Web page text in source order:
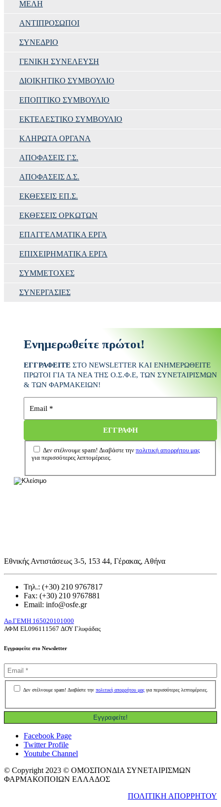
ΜΈΛΗ
ΑΝΤΙΠΡΟΣΩΠΟΙ
ΣΥΝΈΔΡΙΟ
ΓΕΝΙΚΉ ΣΥΝΈΛΕΥΣΗ
ΔΙΟΙΚΗΤΙΚΌ ΣΥΜΒΟΎΛΙΟ
ΕΠΟΠΤΙΚΌ ΣΥΜΒΟΎΛΙΟ
ΕΚΤΕΛΕΣΤΙΚΌ ΣΥΜΒΟΎΛΙΟ
ΚΛΗΡΩΤΆ ΌΡΓΑΝΑ
ΑΠΟΦΆΣΕΙΣ Γ.Σ.
ΑΠΟΦΆΣΕΙΣ Δ.Σ.
ΕΚΘΈΣΕΙΣ ΕΠ.Σ.
ΕΚΘΈΣΕΙΣ ΟΡΚΩΤΩΝ
ΕΠΑΓΓΕΛΜΑΤΙΚΆ ΈΡΓΑ
ΕΠΙΧΕΙΡΗΜΑΤΙΚΆ ΈΡΓΑ
ΣΥΜΜΕΤΟΧΈΣ
ΣΥΝΕΡΓΑΣΊΕΣ
Ενημερωθείτε πρώτοι!
ΕΓΓΡΑΦΕΙΤΕ ΣΤΟ NEWSLETTER ΚΑΙ ΕΝΗΜΕΡΩΘΕΙΤΕ
ΠΡΩΤΟΙ ΓΙΑ ΤΑ ΝΕΑ ΤΗΣ Ο.Σ.Φ.Ε, ΤΩΝ ΣΥΝΕΤΑΙΡΙΣΜΩΝ
& ΤΩΝ ΦΑΡΜΑΚΕΙΩΝ!
Δεν στέλνουμε spam! Διαβάστε την πολιτική απορρήτου μας
για περισσότερες λεπτομέρειες.
Εθνικής Αντιστάσεως 3-5, 153 44, Γέρακας, Αθήνα
Τηλ.: (+30) 210 9767817
Fax: (+30) 210 9767881
Email: info@osfe.gr
Aρ.ΓΕΜΗ 165020101000
ΑΦΜ EL096111567 ΔΟΥ Γλυφάδας
Εγγραφείτε στο Newsletter
Δεν στέλνουμε spam! Διαβάστε την πολιτική απορρήτου μας για περισσότερες λεπτομέρειες.
Facebook Page
Twitter Profile
Youtube Channel
© Copyright 2023 © ΟΜΟΣΠΟΝΔΙΑ ΣΥΝΕΤΑΙΡΙΣΜΩΝ
ΦΑΡΜΑΚΟΠΟΙΩΝ ΕΛΛΑΔΟΣ
ΠΟΛΙΤΙΚΗ ΑΠΟΡΡΗΤΟΥ